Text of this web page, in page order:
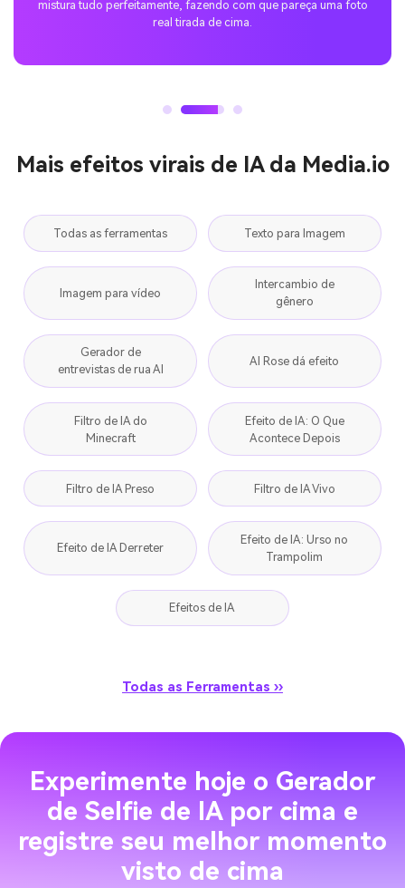
adoraram a atmosfera de top-down da moda e a postagem
rapidamente se tornou viral.
Mais efeitos virais de IA da Media.io
Todas as ferramentas Texto para Imagem
Imagem para vídeo
Intercambio de
gênero
Gerador de
entrevistas de rua AI
AI Rose dá efeito
Filtro de IA do
Minecraft
Efeito de IA: O Que
Acontece Depois
Filtro de IA Preso Filtro de IA Vivo
Efeito de IA Derreter
Efeito de IA: Urso no
Trampolim
Efeitos de IA
Todas as Ferramentas ››
Experimente hoje o Gerador
de Selfie de IA por cima e
registre seu melhor momento
visto de cima